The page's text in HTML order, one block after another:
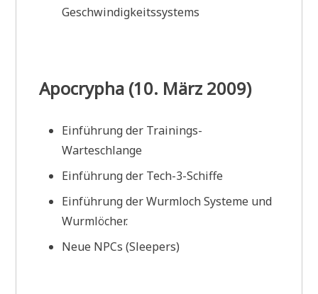
Geschwindigkeitssystems
Apocrypha (10. März 2009)
Einführung der Trainings-
Warteschlange
Einführung der Tech-3-Schiffe
Einführung der Wurmloch Systeme und
Wurmlöcher.
Neue NPCs (Sleepers)